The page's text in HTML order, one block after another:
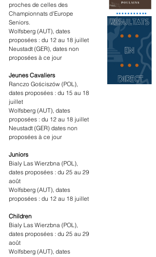
proches de celles des
Championnats d'Europe
Seniors.
Wolfsberg (AUT), dates
proposées : du 12 au 18 juillet
Neustadt (GER), dates non
proposées à ce jour
Jeunes Cavaliers
Ranczo Gościszów (POL),
dates proposées : du 15 au 18
juillet
Wolfsberg (AUT), dates
proposées : du 12 au 18 juillet
Neustadt (GER) dates non
proposées à ce jour
Juniors
Bialy Las Wierzbna (POL),
dates proposées : du 25 au 29
août
Wolfsberg (AUT), dates
proposées : du 12 au 18 juillet
Children
Bialy Las Wierzbna (POL),
dates proposées : du 25 au 29
août
Wolfsberg (AUT), dates